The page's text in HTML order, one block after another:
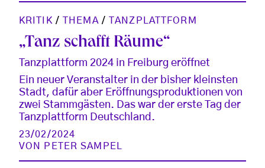
KRITIK / THEMA / TANZPLATTFORM
„Tanz schafft Räume“
Tanzplattform 2024 in Freiburg eröffnet
Ein neuer Veranstalter in der bisher kleinsten
Stadt, dafür aber Eröffnungsproduktionen von
zwei Stammgästen. Das war der erste Tag der
Tanzplattform Deutschland.
23/02/2024
VON
PETER SAMPEL